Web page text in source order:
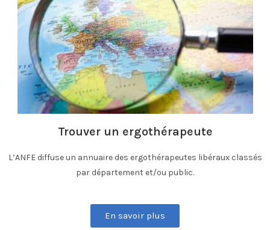
Trouver un ergothérapeute
L’ANFE diffuse un annuaire des ergothérapeutes libéraux classés
par département et/ou public.
En savoir plus